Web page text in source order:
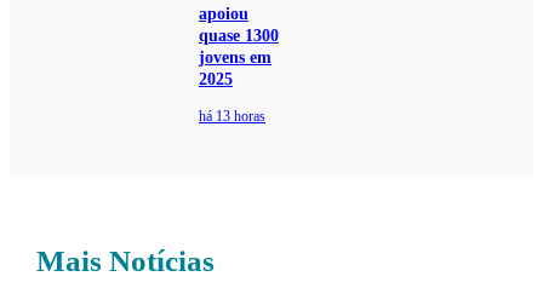
apoiou
quase 1300
jovens em
2025
há 13 horas
Mais Notícias